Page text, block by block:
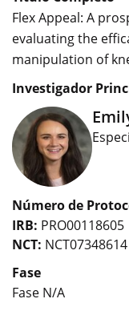
Flex Appeal: A
evaluating the
manipulation of
Investigador
Número de
IRB: PRO00118605
NCT: NCT07348614
Fase
Fase N/A